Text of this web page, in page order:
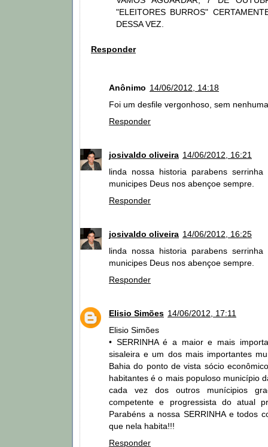
"ELEITORES BURROS"
DESSA VEZ.
Responder
Anônimo 14/06/2012, 14:18
Foi um desfile vergonhoso, sem
Responder
josivaldo oliveira 14/06/2012, 16:21
linda nossa historia parabens
municipes Deus nos abençoe sempre.
Responder
josivaldo oliveira 14/06/2012, 16:25
linda nossa historia parabens
municipes Deus nos abençoe sempre.
Responder
Elisio Simões 14/06/2012, 17:11
Elisio Simões
• SERRINHA é a maior e mais
sisaleira e um dos mais importantes
Bahia do ponto de vista sócio
habitantes é o mais populoso município
cada vez dos outros munícipios
competente e progressista do atual
Parabéns a nossa SERRINHA e todos
que nela habita!!!
Responder